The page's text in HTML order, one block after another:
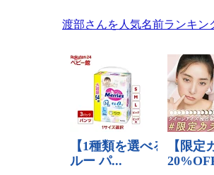
渡部さんを人気名前ランキン